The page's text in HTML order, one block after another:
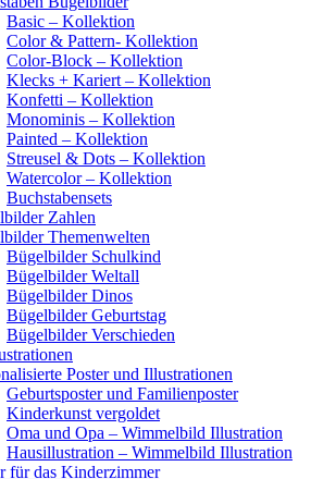
Basic – Kollektion
Color & Pattern- Kollektion
Color-Block – Kollektion
Klecks + Kariert – Kollektion
Konfetti – Kollektion
Monominis – Kollektion
Painted – Kollektion
Streusel & Dots – Kollektion
Watercolor – Kollektion
Buchstabensets
Zahlen
Themenwelten
Bügelbilder Schulkind
Bügelbilder Weltall
Bügelbilder Dinos
Bügelbilder Geburtstag
Bügelbilder Verschieden
Poster und Illustrationen
Geburtsposter und Familienposter
Kinderkunst vergoldet
Oma und Opa – Wimmelbild Illustration
Hausillustration – Wimmelbild Illustration
für das Kinderzimmer